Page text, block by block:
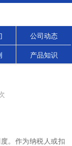
公司动态
产品知识
。作为纳税人或扣